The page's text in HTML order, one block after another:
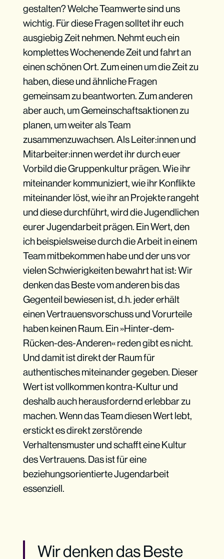
gestalten? Welche Teamwerte sind uns
wichtig. Für diese Fragen solltet ihr euch
ausgiebig Zeit nehmen. Nehmt euch ein
komplettes Wochenende Zeit und fahrt an
einen schönen Ort. Zum einen um die Zeit zu
haben, diese und ähnliche Fragen
gemeinsam zu beantworten. Zum anderen
aber auch, um Gemeinschaftsaktionen zu
planen, um weiter als Team
zusammenzuwachsen. Als Leiter:innen und
Mitarbeiter:innen werdet ihr durch euer
Vorbild die Gruppenkultur prägen. Wie ihr
miteinander kommuniziert, wie ihr Konflikte
miteinander löst, wie ihr an Projekte rangeht
und diese durchführt, wird die Jugendlichen
eurer Jugendarbeit prägen. Ein Wert, den
ich beispielsweise durch die Arbeit in einem
Team mitbekommen habe und der uns vor
vielen Schwierigkeiten bewahrt hat ist: Wir
denken das Beste vom anderen bis das
Gegenteil bewiesen ist, d.h. jeder erhält
einen Vertrauensvorschuss und Vorurteile
haben keinen Raum. Ein »Hinter-dem-
Rücken-des-Anderen« reden gibt es nicht.
Und damit ist direkt der Raum für
authentisches miteinander gegeben. Dieser
Wert ist vollkommen kontra-Kultur und
deshalb auch herausfordernd erlebbar zu
machen. Wenn das Team diesen Wert lebt,
erstickt es direkt zerstörende
Verhaltensmuster und schafft eine Kultur
des Vertrauens. Das ist für eine
beziehungsorientierte Jugendarbeit
essenziell.
Wir denken das Beste